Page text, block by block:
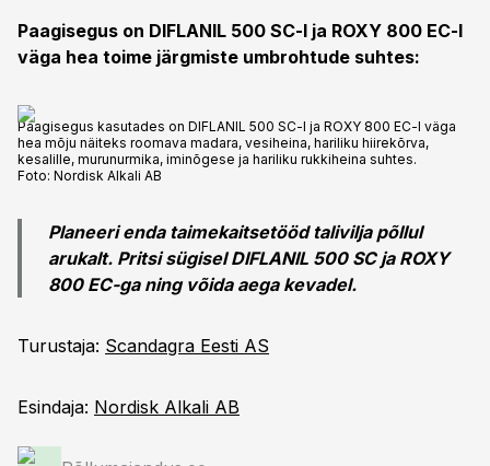
Paagisegus on DIFLANIL 500 SC-l ja ROXY 800 EC-l
väga hea toime järgmiste umbrohtude suhtes:
Paagisegus kasutades on DIFLANIL 500 SC-l ja ROXY 800 EC-l väga
hea mõju näiteks roomava madara, vesiheina, hariliku hiirekõrva,
kesalille, murunurmika, iminõgese ja hariliku rukkiheina suhtes.
Foto: Nordisk Alkali AB
Planeeri enda taimekaitsetööd talivilja põllul
arukalt. Pritsi sügisel DIFLANIL 500 SC ja ROXY
800 EC-ga ning võida aega kevadel.
Turustaja: Scandagra Eesti AS
Esindaja: Nordisk Alkali AB